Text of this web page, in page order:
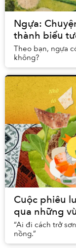
Ngựa:
thành biểu
Theo bạn, ngựa
không?
Cuộc phiêu
qua những
“Ai đi cách trở
nồng.”